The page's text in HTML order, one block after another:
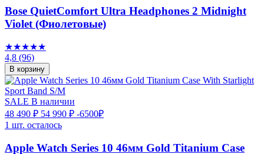
Bose QuietComfort Ultra Headphones 2 Midnight
Violet (Фиолетовые)
★★★★★
4,8 (96)
В корзину
SALE В наличии
48 490 ₽ 54 990 ₽ -6500₽
1 шт. осталось
Apple Watch Series 10 46мм Gold Titanium Case